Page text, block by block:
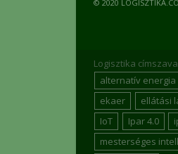
© 2020
Logisztika
alternatív energia
ekaer
ellátási
IoT
Ipar 4.0
mesterséges